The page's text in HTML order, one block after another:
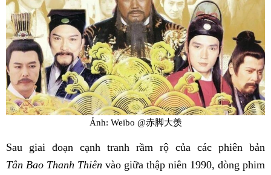
Ảnh: Weibo @赤脚大羡
Sau giai đoạn cạnh tranh rầm rộ của các phiên bản
Tân Bao Thanh Thiên vào giữa thập niên 1990, dòng phim